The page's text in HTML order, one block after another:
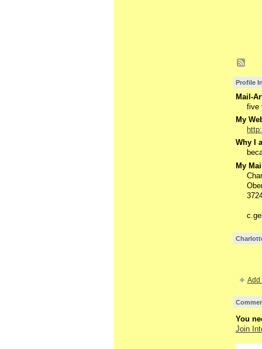
Profile
Mail-
five
My
Why I
My
Add
You
Join